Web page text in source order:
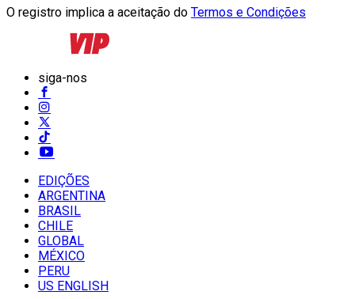
O registro implica a aceitação do Termos e Condições
siga-nos
EDIÇÕES
ARGENTINA
BRASIL
CHILE
GLOBAL
MÉXICO
PERU
US ENGLISH